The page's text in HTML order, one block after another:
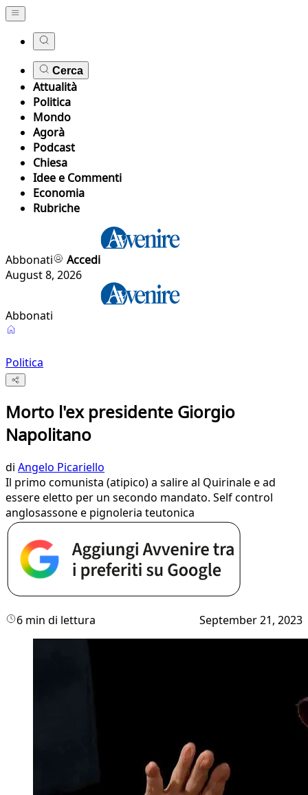
Cerca
Attualità
Politica
Mondo
Agorà
Podcast
Chiesa
Idee e Commenti
Economia
Rubriche
Abbonati
Accedi
August 8, 2026
Abbonati
Politica
Morto l'ex presidente Giorgio
Napolitano
di Angelo Picariello
Il primo comunista (atipico) a salire al Quirinale e ad
essere eletto per un secondo mandato. Self control
anglosassone e pignoleria teutonica
6 min di lettura September 21, 2023